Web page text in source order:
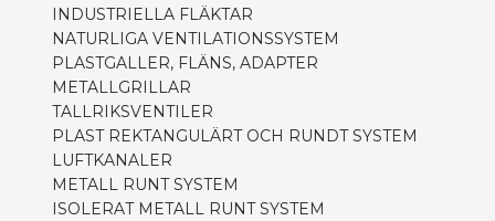
INDUSTRIELLA FLÄKTAR
NATURLIGA VENTILATIONSSYSTEM
PLASTGALLER, FLÄNS, ADAPTER
METALLGRILLAR
TALLRIKSVENTILER
PLAST REKTANGULÄRT OCH RUNDT SYSTEM
LUFTKANALER
METALL RUNT SYSTEM
ISOLERAT METALL RUNT SYSTEM